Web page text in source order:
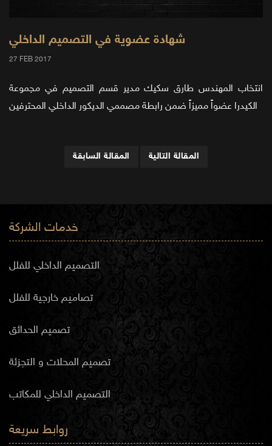
شهادة عضوية في التصميم الداخلي
27 FEB 2017
انتخاب المهندس طارق سكيك مدير قسم التصميم في مجموعة
الكيدرا عضواً مميزاً ضمن رابطة مصممي الديكور الداخلي المحترفين
المقالة السابقة المقالة التالية
خدمات الشركة
التصميم الداخلي للفلل
تصاميم خارجية للفلل
تصميم الحدائق
تصميم المحلات و التجزئة
التصميم الداخلي للمكاتب
روابط سريعة